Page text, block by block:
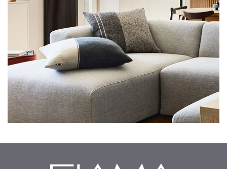
VER MAIS